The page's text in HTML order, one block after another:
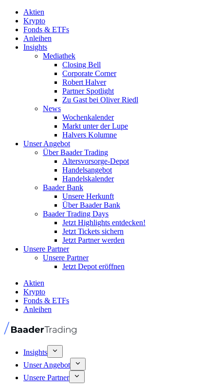
Aktien
Krypto
Fonds & ETFs
Anleihen
Insights
Mediathek
Closing Bell
Corporate Corner
Robert Halver
Partner Spotlight
Zu Gast bei Oliver Riedl
News
Wochenkalender
Markt unter der Lupe
Halvers Kolumne
Unser Angebot
Über Baader Trading
Altersvorsorge-Depot
Handelsangebot
Handelskalender
Baader Bank
Unsere Herkunft
Über Baader Bank
Baader Trading Days
Jetzt Highlights entdecken!
Jetzt Tickets sichern
Jetzt Partner werden
Unsere Partner
Unsere Partner
Jetzt Depot eröffnen
Aktien
Krypto
Fonds & ETFs
Anleihen
Insights
Unser Angebot
Unsere Partner